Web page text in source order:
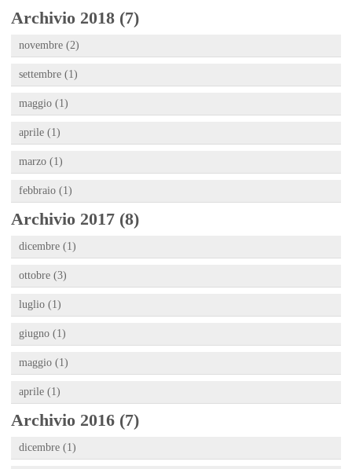
Archivio 2018 (7)
novembre (2)
settembre (1)
maggio (1)
aprile (1)
marzo (1)
febbraio (1)
Archivio 2017 (8)
dicembre (1)
ottobre (3)
luglio (1)
giugno (1)
maggio (1)
aprile (1)
Archivio 2016 (7)
dicembre (1)